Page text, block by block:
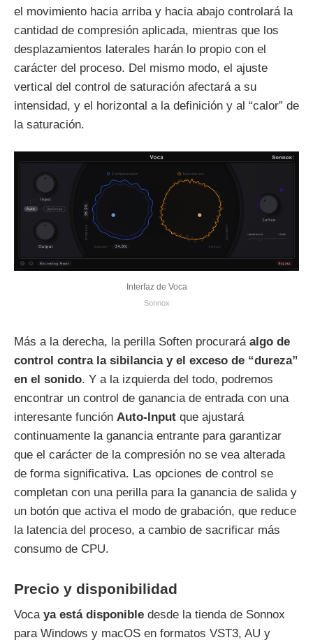
el movimiento hacia arriba y hacia abajo controlará la
cantidad de compresión aplicada, mientras que los
desplazamientos laterales harán lo propio con el
carácter del proceso. Del mismo modo, el ajuste
vertical del control de saturación afectará a su
intensidad, y el horizontal a la definición y al “calor” de
la saturación.
Interfaz de Voca
Sonnox
Más a la derecha, la perilla Soften procurará algo de
control contra la sibilancia y el exceso de “dureza”
en el sonido. Y a la izquierda del todo, podremos
encontrar un control de ganancia de entrada con una
interesante función Auto-Input que ajustará
continuamente la ganancia entrante para garantizar
que el carácter de la compresión no se vea alterada
de forma significativa. Las opciones de control se
completan con una perilla para la ganancia de salida y
un botón que activa el modo de grabación, que reduce
la latencia del proceso, a cambio de sacrificar más
consumo de CPU.
Precio y disponibilidad
Voca ya está disponible desde la tienda de Sonnox
para Windows y macOS en formatos VST3, AU y